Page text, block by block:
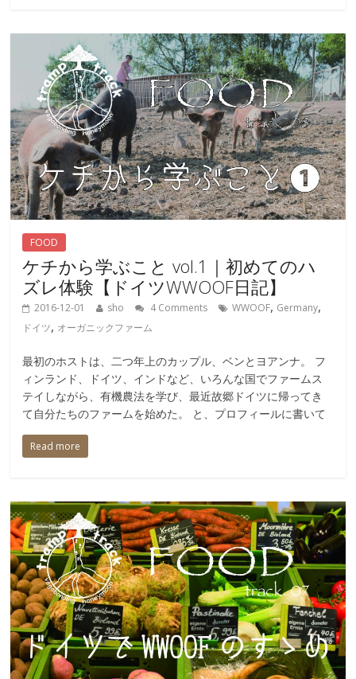
FOOD
ケチから学ぶこと vol.1｜初めてのハ
ズレ体験【ドイツWWOOF日記】
2016-12-01 sho 4 Comments WWOOF, Germany,
ドイツ, オーガニックファーム
最初のホストは、二つ年上のカップル、ベンとヨアンナ。 フ
ィンランド、ドイツ、インドなど、いろんな国でファームス
テイしながら、有機農法を学び、最近故郷ドイツに帰ってき
て自分たちのファームを始めた。 と、プロフィールに書いて
Read more